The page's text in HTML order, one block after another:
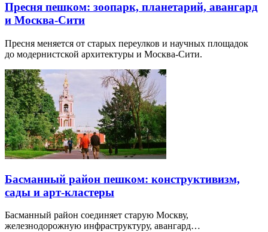
Пресня пешком: зоопарк, планетарий, авангард
и Москва-Сити
Пресня меняется от старых переулков и научных площадок
до модернистской архитектуры и Москва-Сити.
Басманный район пешком: конструктивизм,
сады и арт-кластеры
Басманный район соединяет старую Москву,
железнодорожную инфраструктуру, авангард…